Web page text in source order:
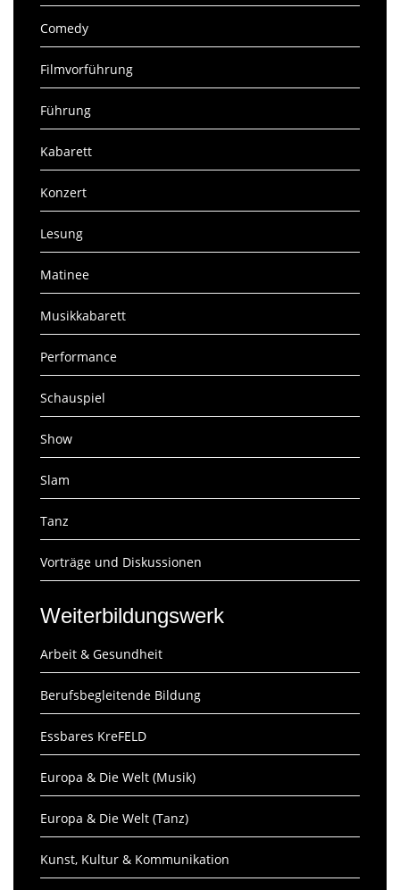
Comedy
Filmvorführung
Führung
Kabarett
Konzert
Lesung
Matinee
Musikkabarett
Performance
Schauspiel
Show
Slam
Tanz
Vorträge und Diskussionen
Weiterbildungswerk
Arbeit & Gesundheit
Berufsbegleitende Bildung
Essbares KreFELD
Europa & Die Welt (Musik)
Europa & Die Welt (Tanz)
Kunst, Kultur & Kommunikation